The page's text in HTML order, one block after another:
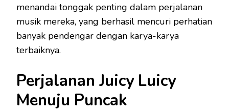
menandai tonggak penting dalam perjalanan
musik mereka, yang berhasil mencuri perhatian
banyak pendengar dengan karya-karya
terbaiknya.
Perjalanan Juicy Luicy
Menuju Puncak